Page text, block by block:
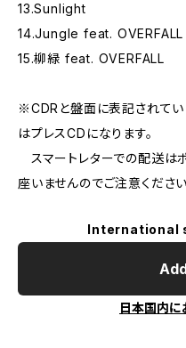
13.Sunlight
14.Jungle feat. OVERFALL
15.柳緑 feat. OVERFALL
※CDRと盤面に表記されてい
はプレスCDになります。
スマートレターでの配送は
座いませんのでご注意ください
International
日本国内に